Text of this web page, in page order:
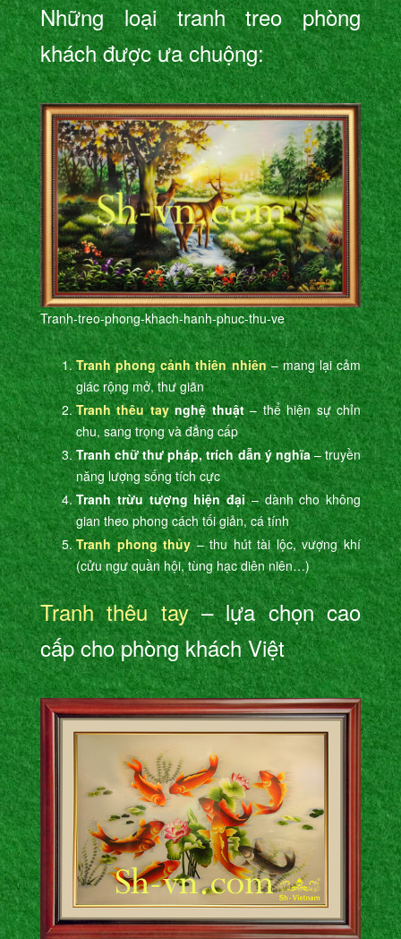
Những loại tranh treo phòng
khách được ưa chuộng:
Tranh-treo-phong-khach-hanh-phuc-thu-ve
Tranh phong cảnh thiên nhiên– mang lại cảm
giác rộng mở, thư giãn
Tranh thêu taynghệ thuật– thể hiện sự chỉn
chu, sang trọng và đẳng cấp
Tranh chữ thư pháp, trích dẫn ý nghĩa– truyền
năng lượng sống tích cực
Tranh trừu tượng hiện đại– dành cho không
gian theo phong cách tối giản, cá tính
Tranh phong thủy– thu hút tài lộc, vượng khí
(cửu ngư quần hội, tùng hạc diên niên…)
Tranh thêu tay– lựa chọn cao
cấp cho phòng khách Việt